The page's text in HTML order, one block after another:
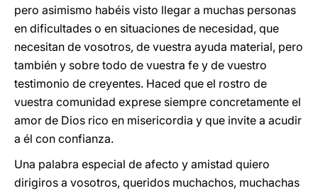
pero asimismo habéis visto llegar a muchas personas
en dificultades o en situaciones de necesidad, que
necesitan de vosotros, de vuestra ayuda material, pero
también y sobre todo de vuestra fe y de vuestro
testimonio de creyentes. Haced que el rostro de
vuestra comunidad exprese siempre concretamente el
amor de Dios rico en misericordia y que invite a acudir
a él con confianza.
Una palabra especial de afecto y amistad quiero
dirigiros a vosotros, queridos muchachos, muchachas